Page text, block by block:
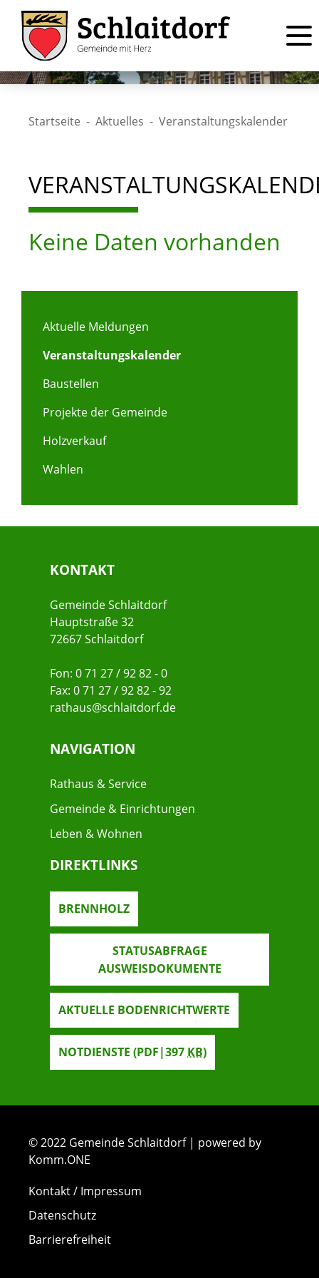
Startseite Aktuelles Veranstaltungskalender
Keine Daten vorhanden
Aktuelle Meldungen
Veranstaltungskalender
Baustellen
Projekte der Gemeinde
Holzverkauf
Wahlen
KONTAKT
Gemeinde Schlaitdorf
Hauptstraße 32
72667 Schlaitdorf
Fon: 0 71 27 / 92 82 - 0
Fax: 0 71 27 / 92 82 - 92
rathaus@schlaitdorf.de
NAVIGATION
Rathaus & Service
Gemeinde & Einrichtungen
Leben & Wohnen
DIREKTLINKS
BRENNHOLZ
STATUSABFRAGE
AUSWEISDOKUMENTE
AKTUELLE BODENRICHTWERTE
NOTDIENSTE (PDF|397KB)
© 2022 Gemeinde Schlaitdorf | powered by
Komm.ONE
Kontakt / Impressum
Datenschutz
Barrierefreiheit